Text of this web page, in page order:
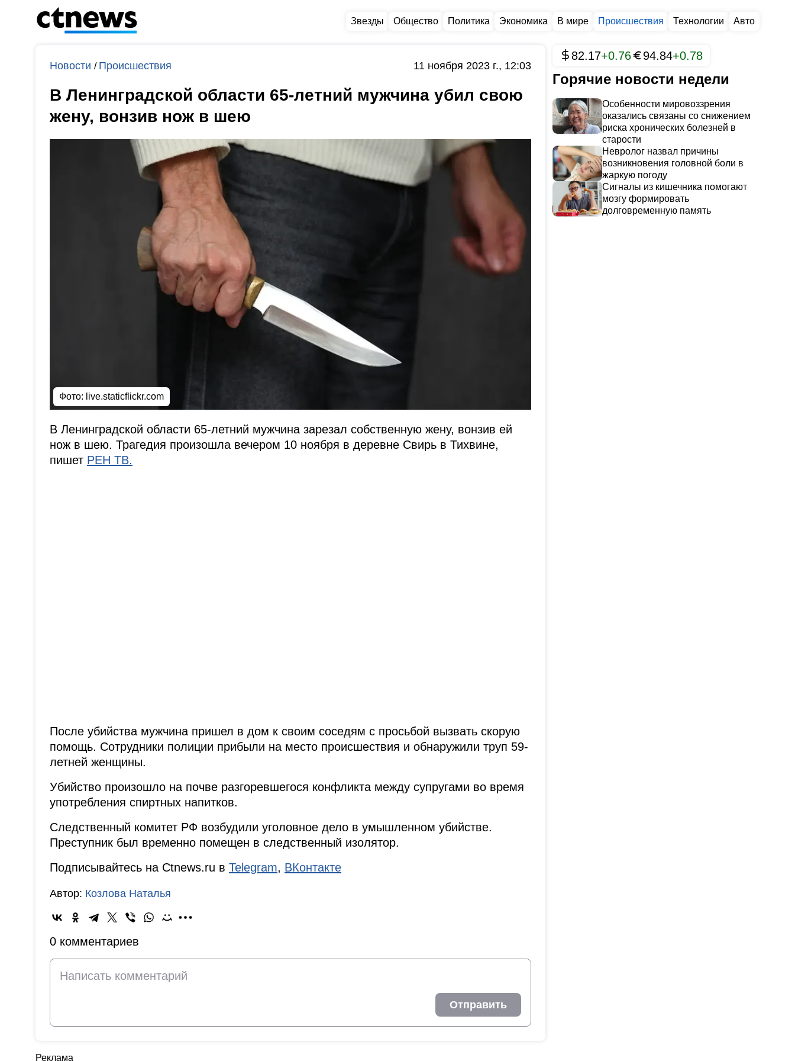
Звезды Общество Политика Экономика В мире Происшествия Технологии Авто
Новости / Происшествия 11 ноября 2023 г., 12:03
В Ленинградской области 65-летний мужчина убил свою
жену, вонзив нож в шею
Фото: live.staticflickr.com
В Ленинградской области 65-летний мужчина зарезал собственную жену, вонзив ей
нож в шею. Трагедия произошла вечером 10 ноября в деревне Свирь в Тихвине,
пишет РЕН ТВ.
После убийства мужчина пришел в дом к своим соседям с просьбой вызвать скорую
помощь. Сотрудники полиции прибыли на место происшествия и обнаружили труп 59-
летней женщины.
Убийство произошло на почве разгоревшегося конфликта между супругами во время
употребления спиртных напитков.
Следственный комитет РФ возбудили уголовное дело в умышленном убийстве.
Преступник был временно помещен в следственный изолятор.
Подписывайтесь на Ctnews.ru в Telegram, ВКонтакте
Автор: Козлова Наталья
0 комментариев
Отправить
Реклама
82.17+0.76 94.84+0.78
Горячие новости недели
Особенности мировоззрения
оказались связаны со снижением
риска хронических болезней в
старости
Невролог назвал причины
возникновения головной боли в
жаркую погоду
Сигналы из кишечника помогают
мозгу формировать
долговременную память